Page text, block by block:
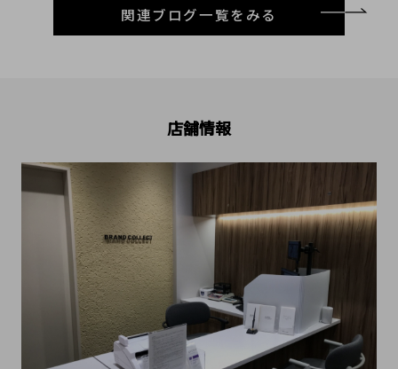
関連ブログ一覧をみる
店舗情報